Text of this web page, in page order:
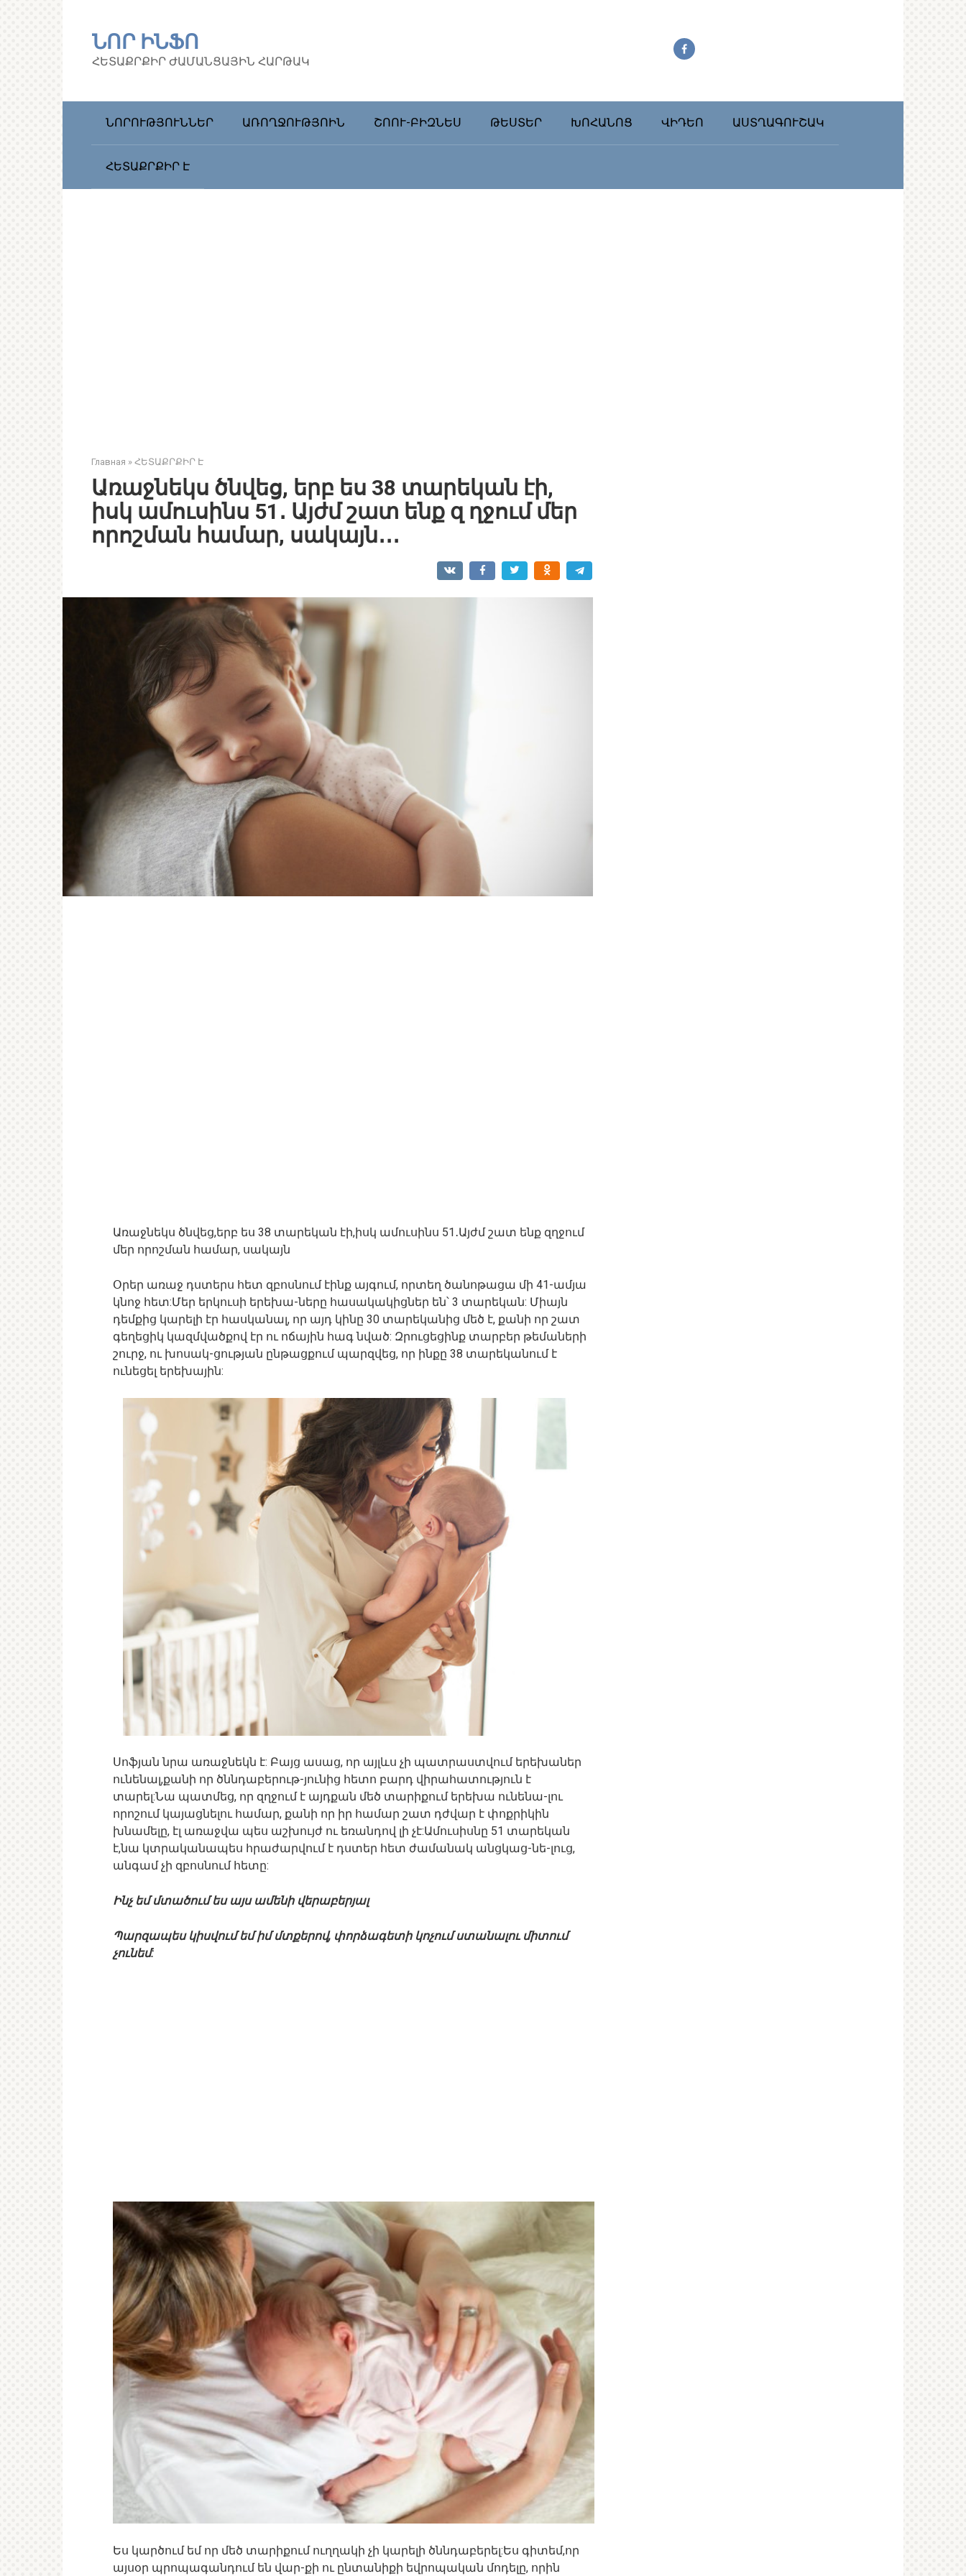
ՆՈՐ ԻՆՖՈ
ՀԵՏԱՔՐՔԻՐ ԺԱՄԱՆՑԱՅԻՆ ՀԱՐԹԱԿ
ՆՈՐՈՒԹՅՈՒՆՆԵՐ ԱՌՈՂՋՈՒԹՅՈԻՆ ՇՈՈՒ-ԲԻԶՆԵՍ ԹԵՍՏԵՐ ԽՈՀԱՆՈՑ ՎԻԴԵՈ ԱՍՏՂԱԳՈՒՇԱԿ
ՀԵՏԱՔՐՔԻՐ Է
Главная » ՀԵՏԱՔՐՔԻՐ Է
Առաջնեկս ծնվեց, երբ ես 38 տարեկան էի,
իսկ ամուսինս 51․ Այժմ շատ ենք զ ղջում մեր
որոշման համար, սակայն․․․
Առաջնեկս ծնվեց,երբ ես 38 տարեկան էի,իսկ ամուսինս 51․Այժմ շատ ենք զղջում
մեր որոշման համար, սակայն
Օրեր առաջ դստերս հետ զբոսնում էինք այգում, որտեղ ծանոթացա մի 41-ամյա
կնոջ հետ:Մեր երկուսի երեխա-ները հասակակիցներ են՝ 3 տարեկան: Միայն
դեմքից կարելի էր հասկանալ, որ այդ կինը 30 տարեկանից մեծ է, քանի որ շատ
գեղեցիկ կազմվածքով էր ու ոճային հագ նված: Զրուցեցինք տարբեր թեմաների
շուրջ, ու խոսակ-ցության ընթացքում պարզվեց, որ ինքը 38 տարեկանում է
ունեցել երեխային:
Սոֆյան նրա առաջնեկն է: Բայց ասաց, որ այլևս չի պատրաստվում երեխաներ
ունենալ,քանի որ ծննդաբերութ-յունից հետո բարդ վիրահատություն է
տարել:Նա պատմեց, որ զղջում է այդքան մեծ տարիքում երեխա ունենա-լու
որոշում կայացնելու համար, քանի որ իր համար շատ դժվար է փոքրիկին
խնամելը, էլ առաջվա պես աշխույժ ու եռանդով լի չէ:Ամուսիսնը 51 տարեկան
է,նա կտրականապես հրաժարվում է դստեր հետ ժամանակ անցկաց-նե-լուց,
անգամ չի զբոսնում հետը:
Ինչ եմ մտածում ես այս ամենի վերաբերյալ
Պարզապես կիսվում եմ իմ մտքերով, փորձագետի կոչում ստանալու միտում
չունեմ:
Ես կարծում եմ որ մեծ տարիքում ուղղակի չի կարելի ծննդաբերել:Ես գիտեմ,որ
այսօր պրոպագանդում են վար-քի ու ընտանիքի եվրոպական մոդելը, որին